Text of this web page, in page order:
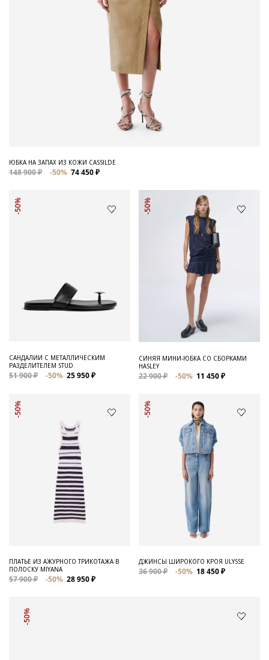
ЮБКА НА ЗАПАХ ИЗ КОЖИ CASSILDE
148 900 ₽ -50% 74 450 ₽
-50%
САНДАЛИИ С МЕТАЛЛИЧЕСКИМ
РАЗДЕЛИТЕЛЕМ STUD
51 900 ₽ -50% 25 950 ₽
-50%
СИНЯЯ МИНИ-ЮБКА СО СБОРКАМИ
HASLEY
22 900 ₽ -50% 11 450 ₽
-50%
ПЛАТЬЕ ИЗ АЖУРНОГО ТРИКОТАЖА В
ПОЛОСКУ MIYANA
57 900 ₽ -50% 28 950 ₽
-50%
ДЖИНСЫ ШИРОКОГО КРОЯ ULYSSE
36 900 ₽ -50% 18 450 ₽
-50%